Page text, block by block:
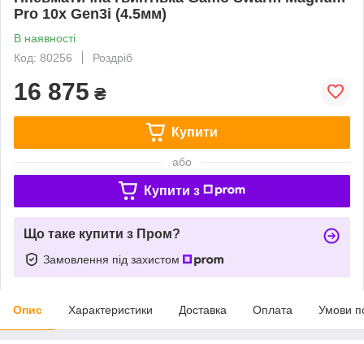
Pro 10x Gen3i (4.5мм)
В наявності
Код: 80256
Роздріб
16 875 ₴
Купити
або
Купити з
Що таке купити з Пром?
Замовлення під захистом
Опис Характеристики Доставка Оплата Умови